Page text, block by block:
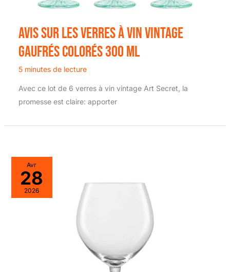
Avis sur les verres à vin vintage
gaufrés colorés 300 ml
5 minutes de lecture
Avec ce lot de 6 verres à vin vintage Art Secret, la
promesse est claire: apporter
Avr
28
2026